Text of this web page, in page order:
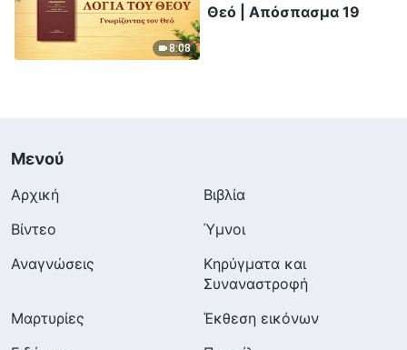
8:08
Θεό | Απόσπασμα 19
Μενού
Αρχική
Βιβλία
Βίντεο
Ύμνοι
Αναγνώσεις
Κηρύγματα και
Συναναστροφή
Μαρτυρίες
Έκθεση εικόνων